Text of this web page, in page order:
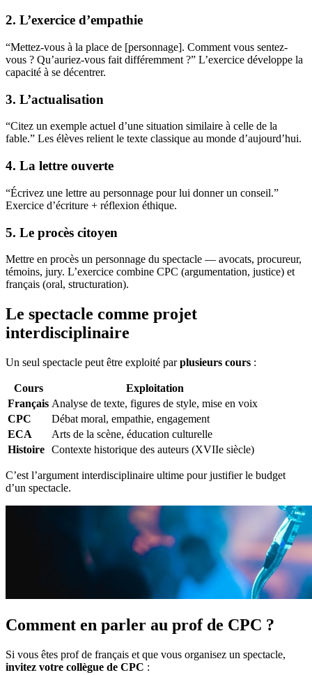
2. L’exercice d’empathie
“Mettez-vous à la place de [personnage]. Comment vous sentez-
vous ? Qu’auriez-vous fait différemment ?” L’exercice développe la
capacité à se décentrer.
3. L’actualisation
“Citez un exemple actuel d’une situation similaire à celle de la
fable.” Les élèves relient le texte classique au monde d’aujourd’hui.
4. La lettre ouverte
“Écrivez une lettre au personnage pour lui donner un conseil.”
Exercice d’écriture + réflexion éthique.
5. Le procès citoyen
Mettre en procès un personnage du spectacle — avocats, procureur,
témoins, jury. L’exercice combine CPC (argumentation, justice) et
français (oral, structuration).
Le spectacle comme projet
interdisciplinaire
Un seul spectacle peut être exploité parplusieurs cours :
Cours
Exploitation
Français Analyse de texte, figures de style, mise en voix
CPC
Débat moral, empathie, engagement
ECA
Arts de la scène, éducation culturelle
Histoire Contexte historique des auteurs (XVIIe siècle)
C’est l’argument interdisciplinaire ultime pour justifier le budget
d’un spectacle.
Comment en parler au prof de CPC ?
Si vous êtes prof de français et que vous organisez un spectacle,
invitez votre collègue de CPC :